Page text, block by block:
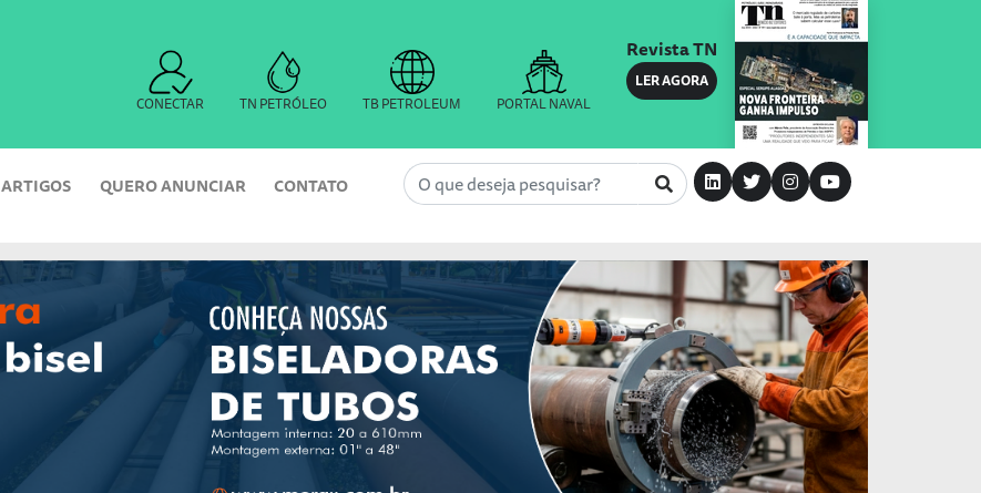
CONECTAR TN PETRÓLEO TB PETROLEUM PORTAL NAVAL
Revista TN
LER AGORA
ARTIGOS QUERO ANUNCIAR CONTATO